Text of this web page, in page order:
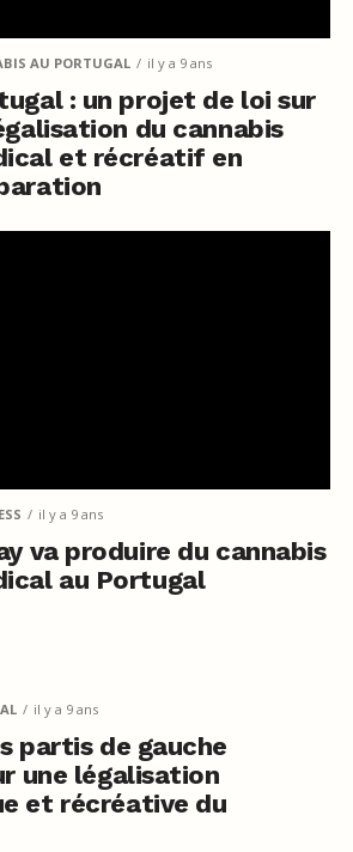
AU PORTUGAL il y a 9 ans
: un projet de loi sur
du cannabis
et récréatif en
il y a 9 ans
va produire du cannabis
au Portugal
il y a 9 ans
partis de gauche
une légalisation
et récréative du